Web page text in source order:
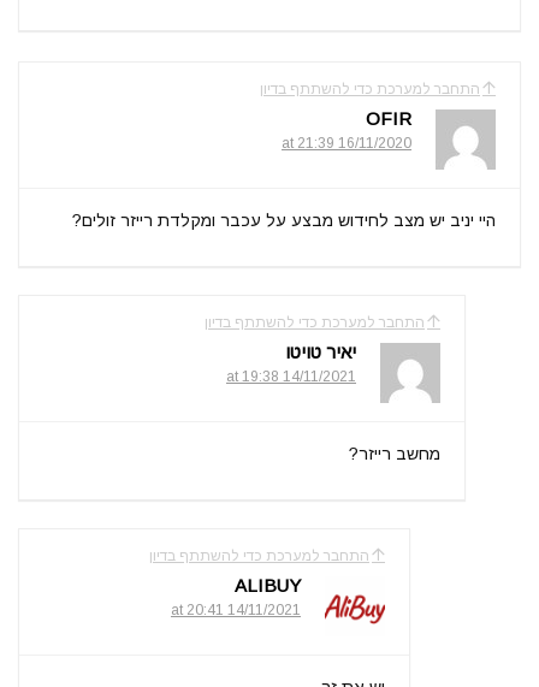
התחבר למערכת כדי להשתתף בדיון
OFIR
16/11/2020 at 21:39
היי יניב יש מצב לחידוש מבצע על עכבר ומקלדת רייזר זולים?
התחבר למערכת כדי להשתתף בדיון
יאיר טויטו
14/11/2021 at 19:38
מחשב רייזר?
התחבר למערכת כדי להשתתף בדיון
ALIBUY
14/11/2021 at 20:41